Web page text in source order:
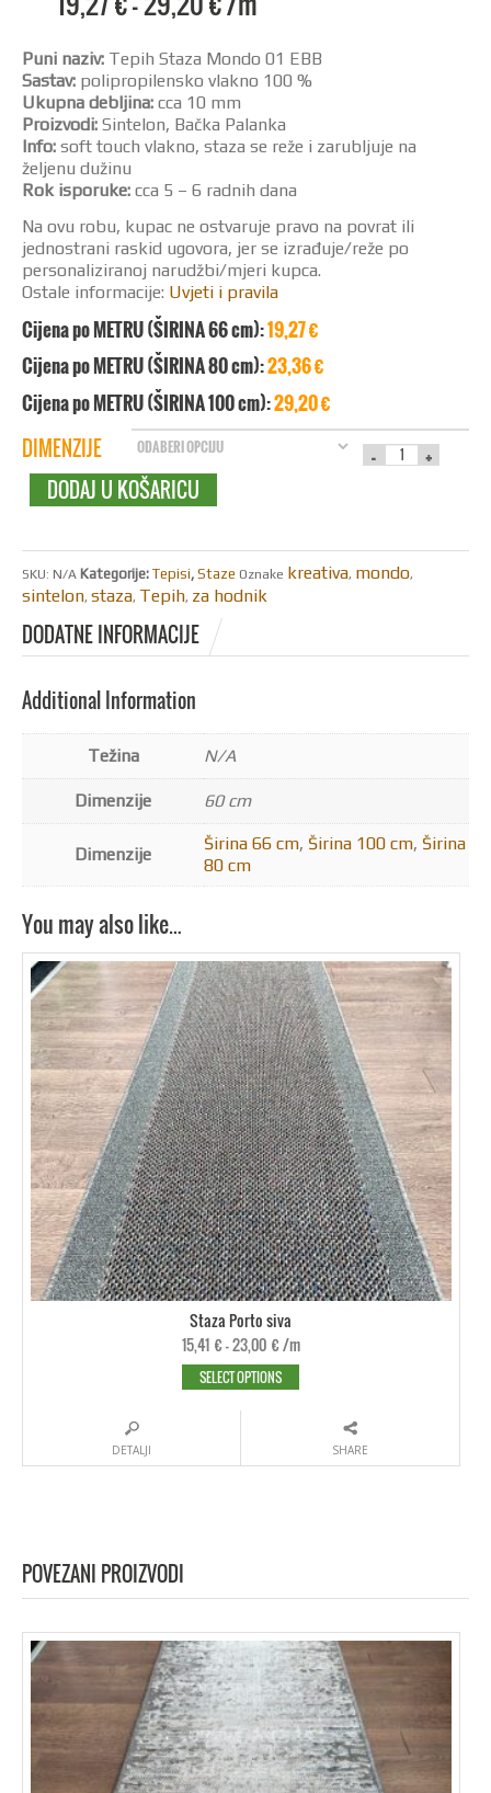
Puni naziv: Tepih Staza Mondo 01 EBB
Sastav: polipropilensko vlakno 100 %
Ukupna debljina: cca 10 mm
Proizvodi: Sintelon, Bačka Palanka
Info: soft touch vlakno, staza se reže i zarubljuje na
željenu dužinu
Rok isporuke: cca 5 – 6 radnih dana
Na ovu robu, kupac ne ostvaruje pravo na povrat ili
jednostrani raskid ugovora, jer se izrađuje/reže po
personaliziranoj narudžbi/mjeri kupca.
Ostale informacije: Uvjeti i pravila
Cijena po METRU (ŠIRINA 66 cm):19,27 €
Cijena po METRU (ŠIRINA 80 cm):23,36 €
Cijena po METRU (ŠIRINA 100 cm):29,20 €
DIMENZIJE
DODAJ U KOŠARICU
SKU: N/A Kategorije: Tepisi, Staze Oznake kreativa, mondo,
sintelon, staza, Tepih, za hodnik
DODATNE INFORMACIJE
Additional Information
Težina N/A
Dimenzije 60 cm
Dimenzije
Širina 66 cm, Širina 100 cm, Širina
80 cm
You may also like…
Staza Porto siva
15,41 €–23,00 €/m
SELECT OPTIONS
DETALJI SHARE
POVEZANI PROIZVODI